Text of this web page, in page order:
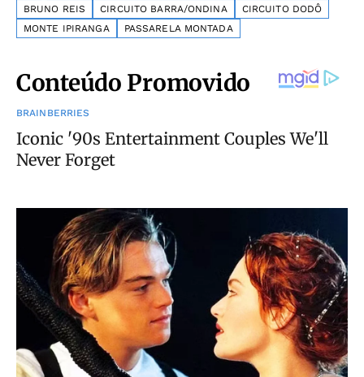
BRUNO REIS CIRCUITO BARRA/ONDINA
CIRCUITO DODÔ
MONTE IPIRANGA
PASSARELA MONTADA